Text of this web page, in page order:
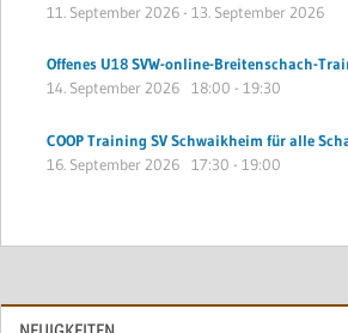
11. September 2026- 13. September 2026
Offenes U18 SVW-online-Breitenschach-
14. September 2026 18:00 - 19:30
COOP Training SV Schwaikheim für alle
16. September 2026 17:30 - 19:00